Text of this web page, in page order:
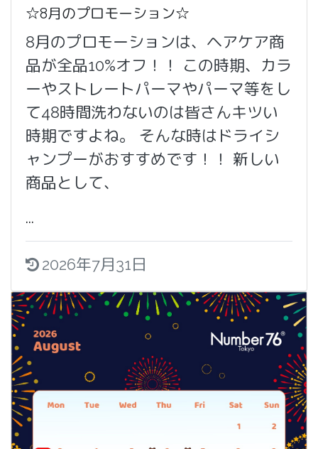
☆8月のプロモーション☆
8月のプロモーションは、ヘアケア商
品が全品10%オフ！！ この時期、カラ
ーやストレートパーマやパーマ等をし
て48時間洗わないのは皆さんキツい
時期ですよね。 そんな時はドライシ
ャンプーがおすすめです！！ 新しい
商品として、
...
2026年7月31日